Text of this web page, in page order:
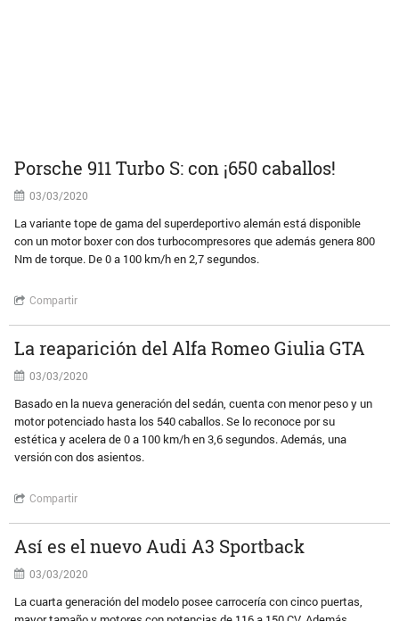
Porsche 911 Turbo S: con ¡650 caballos!
03/03/2020
La variante tope de gama del superdeportivo alemán está disponible
con un motor boxer con dos turbocompresores que además genera 800
Nm de torque. De 0 a 100 km/h en 2,7 segundos.
Compartir
La reaparición del Alfa Romeo Giulia GTA
03/03/2020
Basado en la nueva generación del sedán, cuenta con menor peso y un
motor potenciado hasta los 540 caballos. Se lo reconoce por su
estética y acelera de 0 a 100 km/h en 3,6 segundos. Además, una
versión con dos asientos.
Compartir
Así es el nuevo Audi A3 Sportback
03/03/2020
La cuarta generación del modelo posee carrocería con cinco puertas,